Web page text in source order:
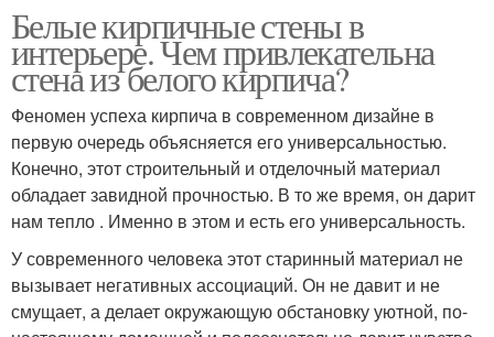
Белые кирпичные стены в
интерьере. Чем привлекательна
стена из белого кирпича?
Феномен успеха кирпича в современном дизайне в
первую очередь объясняется его универсальностью.
Конечно, этот строительный и отделочный материал
обладает завидной прочностью. В то же время, он дарит
нам тепло . Именно в этом и есть его универсальность.
У современного человека этот старинный материал не
вызывает негативных ассоциаций. Он не давит и не
смущает, а делает окружающую обстановку уютной, по-